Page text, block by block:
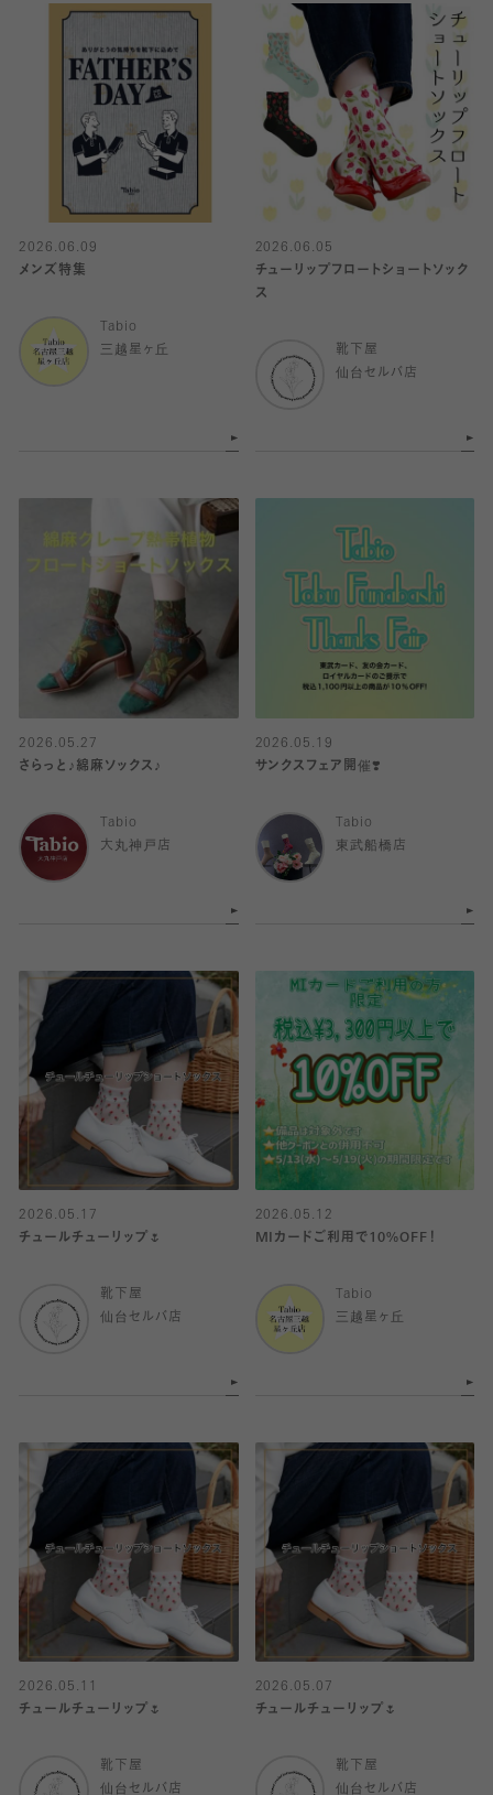
2026.06.09
メンズ特集
Tabio
三越星ヶ丘
2026.06.05
チューリップフロートショートソック
ス
靴下屋
仙台セルバ店
2026.05.27
さらっと♪綿麻ソックス♪
Tabio
大丸神戸店
2026.05.19
サンクスフェア開催❣️
Tabio
東武船橋店
2026.05.17
チュールチューリップ🌷
靴下屋
仙台セルバ店
2026.05.12
MIカードご利用で10%OFF！
Tabio
三越星ヶ丘
2026.05.11
チュールチューリップ🌷
靴下屋
仙台セルバ店
2026.05.07
チュールチューリップ🌷
靴下屋
仙台セルバ店